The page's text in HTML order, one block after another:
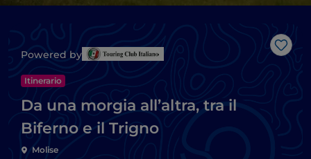
Like
Powered by
Itinerario
Da una morgia all’altra, tra il
Biferno e il Trigno
Molise